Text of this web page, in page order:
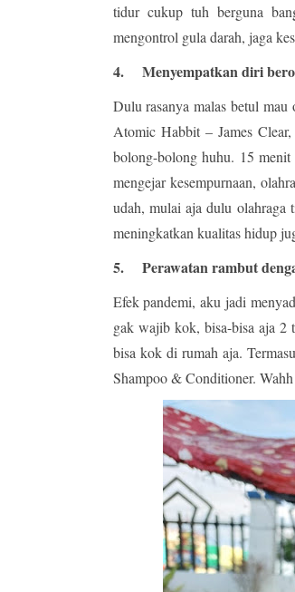
tidur cukup tuh berguna
mengontrol gula darah, jaga
4. Menyempatkan diri
Dulu rasanya malas betul
Atomic Habbit – James
bolong-bolong huhu. 15
mengejar kesempurnaan,
udah, mulai aja dulu
meningkatkan kualitas hidup
5. Perawatan rambut
Efek pandemi, aku jadi
gak wajib kok, bisa-bisa aja 2
bisa kok di rumah aja.
Shampoo & Conditioner.